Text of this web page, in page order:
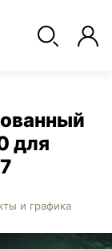
для
и графика